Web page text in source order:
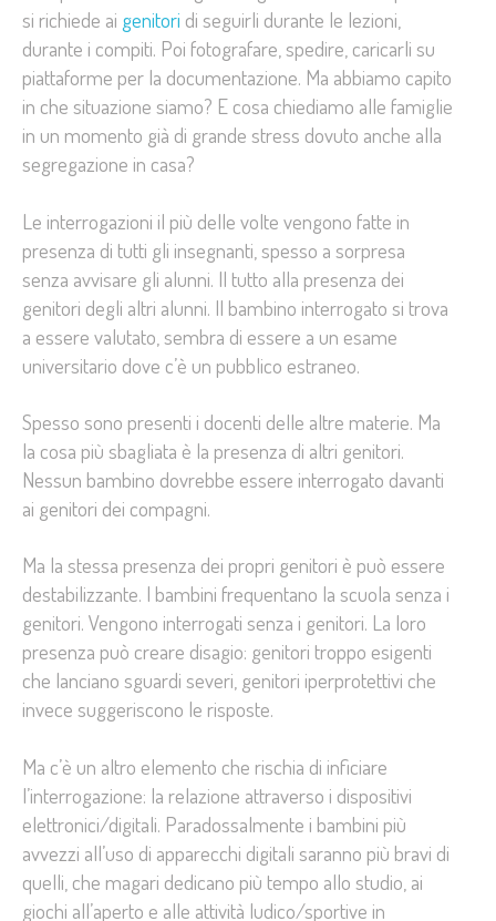
si richiede ai genitori di seguirli durante le lezioni,
durante i compiti. Poi fotografare, spedire, caricarli su
piattaforme per la documentazione. Ma abbiamo capito
in che situazione siamo? E cosa chiediamo alle famiglie
in un momento già di grande stress dovuto anche alla
segregazione in casa?
Le interrogazioni il più delle volte vengono fatte in
presenza di tutti gli insegnanti, spesso a sorpresa
senza avvisare gli alunni. Il tutto alla presenza dei
genitori degli altri alunni. Il bambino interrogato si trova
a essere valutato, sembra di essere a un esame
universitario dove c’è un pubblico estraneo.
Spesso sono presenti i docenti delle altre materie. Ma
la cosa più sbagliata è la presenza di altri genitori.
Nessun bambino dovrebbe essere interrogato davanti
ai genitori dei compagni.
Ma la stessa presenza dei propri genitori è può essere
destabilizzante. I bambini frequentano la scuola senza i
genitori. Vengono interrogati senza i genitori. La loro
presenza può creare disagio: genitori troppo esigenti
che lanciano sguardi severi, genitori iperprotettivi che
invece suggeriscono le risposte.
Ma c’è un altro elemento che rischia di inficiare
l’interrogazione: la relazione attraverso i dispositivi
elettronici/digitali. Paradossalmente i bambini più
avvezzi all’uso di apparecchi digitali saranno più bravi di
quelli, che magari dedicano più tempo allo studio, ai
giochi all’aperto e alle attività ludico/sportive in